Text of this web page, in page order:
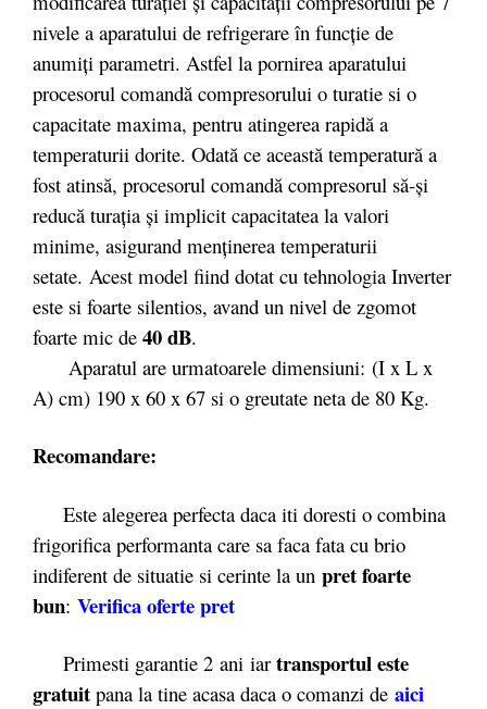
nivele a aparatului de refrigerare în funcție de
anumiți parametri. Astfel la pornirea aparatului
procesorul comandă compresorului o turatie si o
capacitate maxima, pentru atingerea rapidă a
temperaturii dorite. Odată ce această temperatură a
fost atinsă, procesorul comandă compresorul să-și
reducă turația și implicit capacitatea la valori
minime, asigurand menținerea temperaturii
setate. Acest model fiind dotat cu tehnologia Inverter
este si foarte silentios, avand un nivel de zgomot
foarte mic de 40 dB.
Aparatul are urmatoarele dimensiuni: (I x L x
A) cm) 190 x 60 x 67 si o greutate neta de 80 Kg.
Recomandare:
Este alegerea perfecta daca iti doresti o combina
frigorifica performanta care sa faca fata cu brio
indiferent de situatie si cerinte la un pret foarte
bun: Verifica oferte pret
Primesti garantie 2 ani iar transportul este
gratuit pana la tine acasa daca o comanzi de aici